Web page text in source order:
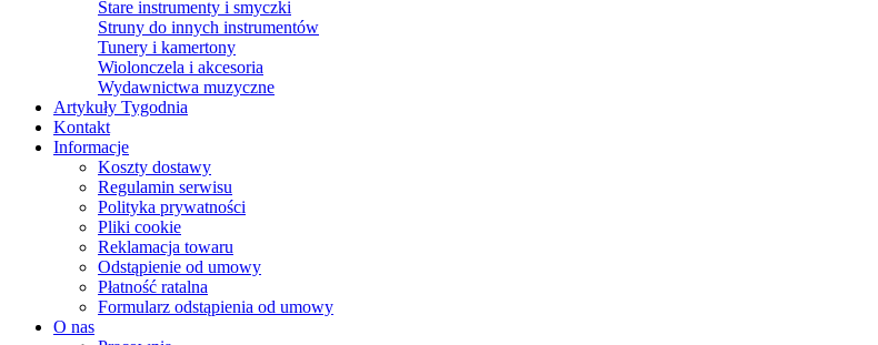
Stare instrumenty i smyczki
Struny do innych instrumentów
Tunery i kamertony
Wiolonczela i akcesoria
Wydawnictwa muzyczne
Artykuły Tygodnia
Kontakt
Informacje
Koszty dostawy
Regulamin serwisu
Polityka prywatności
Pliki cookie
Reklamacja towaru
Odstąpienie od umowy
Płatność ratalna
Formularz odstąpienia od umowy
O nas